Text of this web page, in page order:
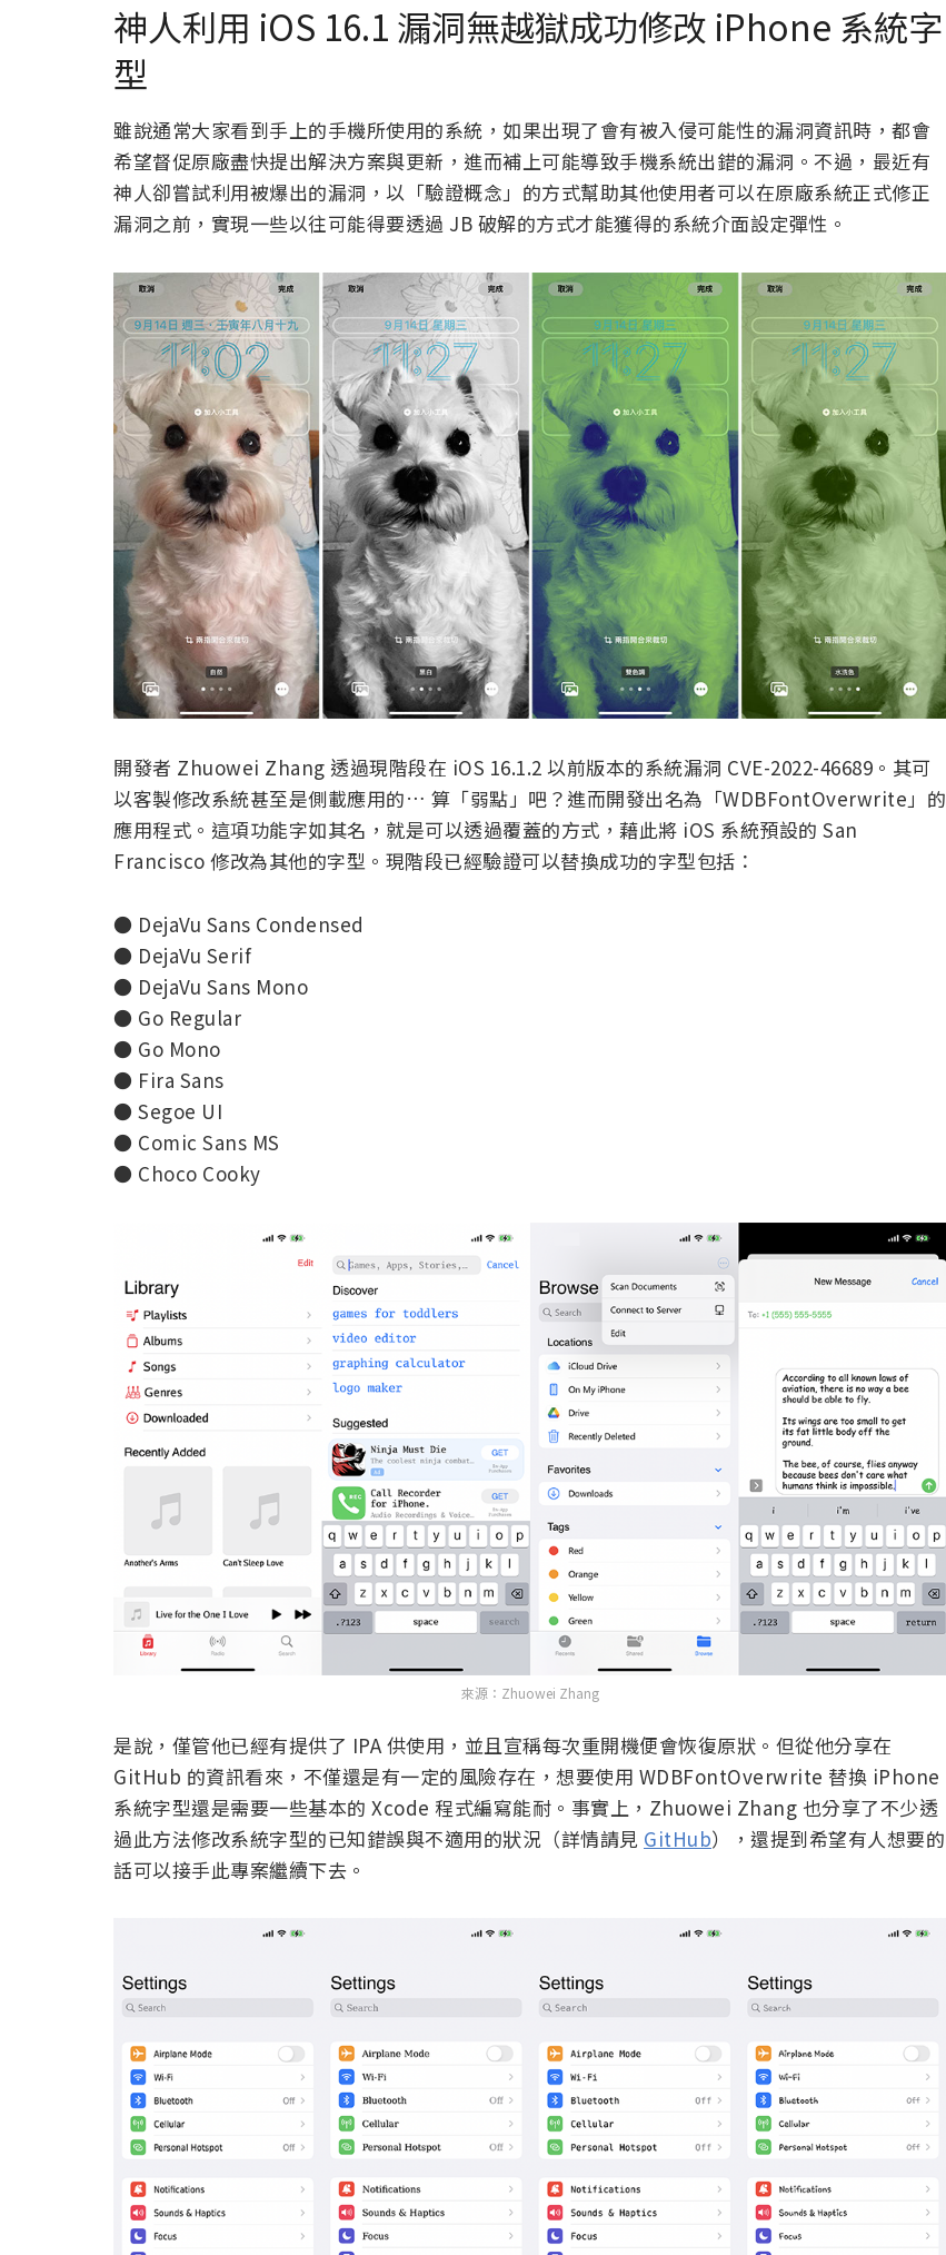
神人利用 iOS 16.1 漏洞無越獄成功修改 iPhone 系統字
型
雖說通常大家看到手上的手機所使用的系統，如果出現了會有被入侵可能性的漏洞資訊時，都會
希望督促原廠盡快提出解決方案與更新，進而補上可能導致手機系統出錯的漏洞。不過，最近有
神人卻嘗試利用被爆出的漏洞，以「驗證概念」的方式幫助其他使用者可以在原廠系統正式修正
漏洞之前，實現一些以往可能得要透過 JB 破解的方式才能獲得的系統介面設定彈性。
開發者 Zhuowei Zhang 透過現階段在 iOS 16.1.2 以前版本的系統漏洞 CVE-2022-46689。其可
以客製修改系統甚至是側載應用的… 算「弱點」吧？進而開發出名為「WDBFontOverwrite」的
應用程式。這項功能字如其名，就是可以透過覆蓋的方式，藉此將 iOS 系統預設的 San
Francisco 修改為其他的字型。現階段已經驗證可以替換成功的字型包括：
● DejaVu Sans Condensed
● DejaVu Serif
● DejaVu Sans Mono
● Go Regular
● Go Mono
● Fira Sans
● Segoe UI
● Comic Sans MS
● Choco Cooky
來源：Zhuowei Zhang
是說，僅管他已經有提供了 IPA 供使用，並且宣稱每次重開機便會恢復原狀。但從他分享在
GitHub 的資訊看來，不僅還是有一定的風險存在，想要使用 WDBFontOverwrite 替換 iPhone
系統字型還是需要一些基本的 Xcode 程式編寫能耐。事實上，Zhuowei Zhang 也分享了不少透
過此方法修改系統字型的已知錯誤與不適用的狀況（詳情請見 GitHub），還提到希望有人想要的
話可以接手此專案繼續下去。